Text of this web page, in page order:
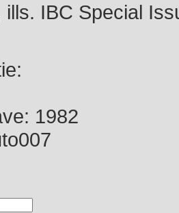
IBC Special
1982